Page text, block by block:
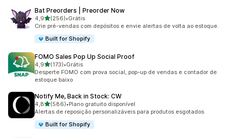
Bat Preorders | Preorder Now
4,9de 5 estrelas
(256)
256 avaliações ao todo
•Grátis
Crie pré-vendas com depósitos e envie alertas de volta ao estoque.
Built for Shopify
FOMO Sales Pop Up Social Proof
4,9de 5 estrelas
(173)
173 avaliações ao todo
•Grátis
Desperte FOMO com prova social, pop-up de vendas e contador de
estoque baixo
Notify Me, Back in Stock: CW
4,8de 5 estrelas
(586)
586 avaliações ao todo
•Plano gratuito disponível
Alertas de reposição personalizáveis para produtos esgotados
Built for Shopify